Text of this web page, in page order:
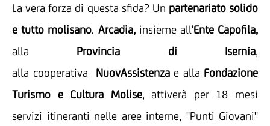
La vera forza di questa sfida? Un partenariato solido
e tutto molisano. Arcadia, insieme all'Ente Capofila,
alla
Provincia di Isernia,
alla cooperativa NuovAssistenzae alla Fondazione
Turismo e Cultura Molise, attiverà per 18 mesi
servizi itineranti nelle aree interne, "Punti Giovani"